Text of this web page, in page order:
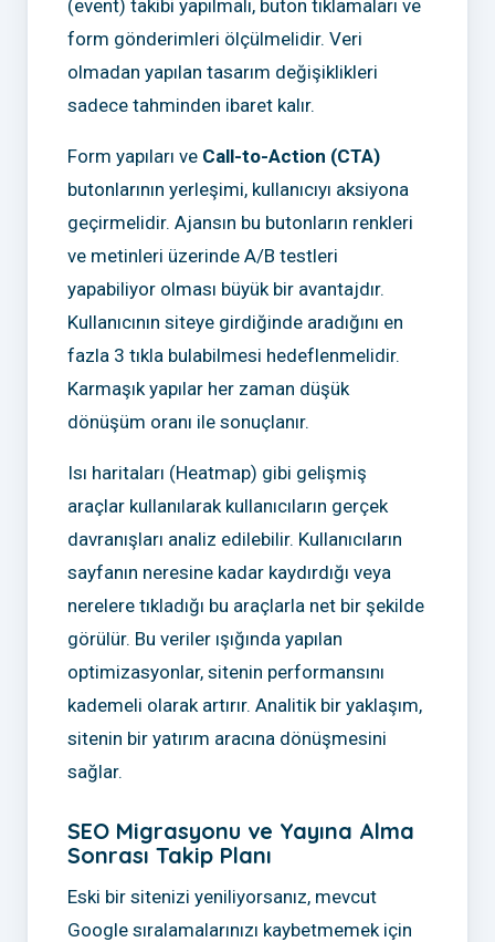
(event) takibi yapılmalı, buton tıklamaları ve
form gönderimleri ölçülmelidir. Veri
olmadan yapılan tasarım değişiklikleri
sadece tahminden ibaret kalır.
Form yapıları ve Call-to-Action (CTA)
butonlarının yerleşimi, kullanıcıyı aksiyona
geçirmelidir. Ajansın bu butonların renkleri
ve metinleri üzerinde A/B testleri
yapabiliyor olması büyük bir avantajdır.
Kullanıcının siteye girdiğinde aradığını en
fazla 3 tıkla bulabilmesi hedeflenmelidir.
Karmaşık yapılar her zaman düşük
dönüşüm oranı ile sonuçlanır.
Isı haritaları (Heatmap) gibi gelişmiş
araçlar kullanılarak kullanıcıların gerçek
davranışları analiz edilebilir. Kullanıcıların
sayfanın neresine kadar kaydırdığı veya
nerelere tıkladığı bu araçlarla net bir şekilde
görülür. Bu veriler ışığında yapılan
optimizasyonlar, sitenin performansını
kademeli olarak artırır. Analitik bir yaklaşım,
sitenin bir yatırım aracına dönüşmesini
sağlar.
SEO Migrasyonu ve Yayına Alma
Sonrası Takip Planı
Eski bir sitenizi yeniliyorsanız, mevcut
Google sıralamalarınızı kaybetmemek için